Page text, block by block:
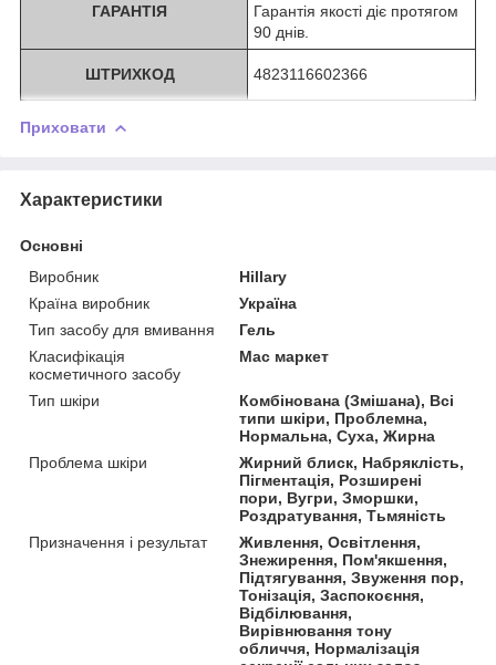
ГАРАНТІЯ
Гарантія якості діє протягом
90 днів.
ШТРИХКОД 4823116602366
Приховати
Характеристики
Основні
Виробник
Hillary
Країна виробник
Україна
Тип засобу для вмивання
Гель
Класифікація
косметичного засобу
Мас маркет
Тип шкіри
Комбінована (Змішана), Всі
типи шкіри, Проблемна,
Нормальна, Суха, Жирна
Проблема шкіри
Жирний блиск, Набряклість,
Пігментація, Розширені
пори, Вугри, Зморшки,
Роздратування, Тьмяність
Призначення і результат
Живлення, Освітлення,
Знежирення, Пом'якшення,
Підтягування, Звуження пор,
Тонізація, Заспокоєння,
Відбілювання,
Вирівнювання тону
обличчя, Нормалізація